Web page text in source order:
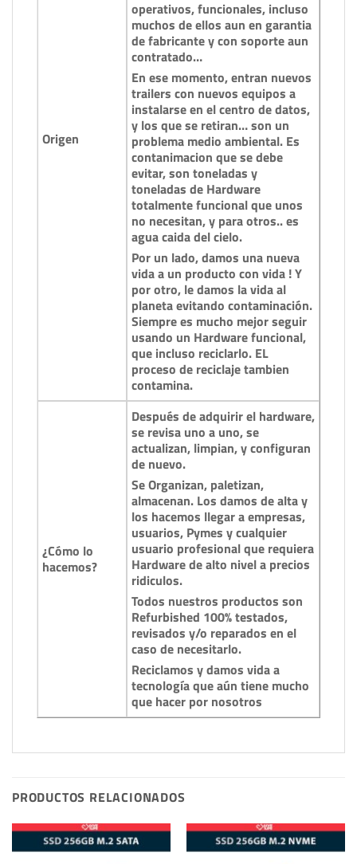
Origen
operativos, funcionales, incluso
muchos de ellos aun en garantia
de fabricante y con soporte aun
contratado…
En ese momento, entran nuevos
trailers con nuevos equipos a
instalarse en el centro de datos,
y los que se retiran… son un
problema medio ambiental. Es
contanimacion que se debe
evitar, son toneladas y
toneladas de Hardware
totalmente funcional que unos
no necesitan, y para otros.. es
agua caida del cielo.
Por un lado, damos una nueva
vida a un producto con vida ! Y
por otro, le damos la vida al
planeta evitando contaminación.
Siempre es mucho mejor seguir
usando un Hardware funcional,
que incluso reciclarlo. EL
proceso de reciclaje tambien
contamina.
¿Cómo lo
hacemos?
Después de adquirir el hardware,
se revisa uno a uno, se
actualizan, limpian, y configuran
de nuevo.
Se Organizan, paletizan,
almacenan. Los damos de alta y
los hacemos llegar a empresas,
usuarios, Pymes y cualquier
usuario profesional que requiera
Hardware de alto nivel a precios
ridiculos.
Todos nuestros productos son
Refurbished 100% testados,
revisados y/o reparados en el
caso de necesitarlo.
Reciclamos y damos vida a
tecnología que aún tiene mucho
que hacer por nosotros
PRODUCTOS RELACIONADOS